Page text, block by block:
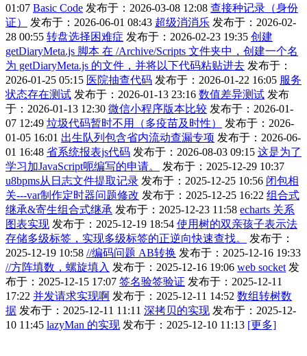
01:07 Basic Code 发布于：2026-03-08 12:08 查接种记录（身份
证）
发布于：2026-06-01 08:43 超级消消乐 发布于：2026-02-
28 00:55 转盘选择困难症 发布于：2026-02-23 19:35 创建
getDiaryMeta.js 脚本 在 /Archive/Scripts 文件夹中，创建一个名
为 getDiaryMeta.js 的文件，并将以下代码粘贴进去 发布于：
2026-01-25 05:15 医院抽查代码 发布于：2026-01-22 16:05 服务
状态存在测试 发布于：2026-01-13 23:16 数值差异测试 发布
于：2026-01-13 12:30 微信小程序版本比较 发布于：2026-01-
07 12:49 垃圾代码暂时不用（多疫苗及时性）
发布于：2026-
01-05 16:01 出生队列包含省内流动查漏专项 发布于：2026-06-
01 16:48 省系统报表js代码 发布于：2026-08-03 09:15 这是为了
学习加JavaScript呃编写的申请。
发布于：2025-12-29 10:37
u8bpms从日志文件提取记录 发布于：2025-12-25 10:56 闭包相
关---var制作定时器问题修改 发布于：2025-12-25 16:22 组合式
继承&寄生组合式继承 发布于：2025-12-23 11:58 echarts 关系
图表实现 发布于：2025-12-19 18:54 使用树的双亲孩子表示法
存储多级标签，实现多级标签的正逆向快速查找。
发布于：
2025-12-19 10:58 //编码问题 AB转换 发布于：2025-12-16 19:33
//方阵填数，螺旋填入 发布于：2025-12-16 19:06 web socket 发
布于：2025-12-15 17:07 签名验签验证 发布于：2025-12-11
17:22 并发请求实现啊 发布于：2025-12-11 14:52 数组转树数
据 发布于：2025-12-11 11:11 深拷贝的实现 发布于：2025-12-
10 11:45 lazyMan 的实现 发布于：2025-12-10 11:13 [更多]